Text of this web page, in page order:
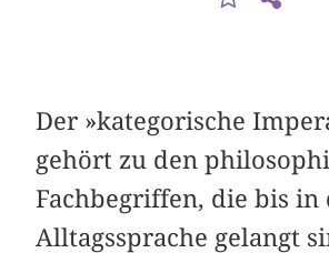
Der »kategorische
gehört zu den
Fachbegriffen, die bis in
Alltagssprache gelangt